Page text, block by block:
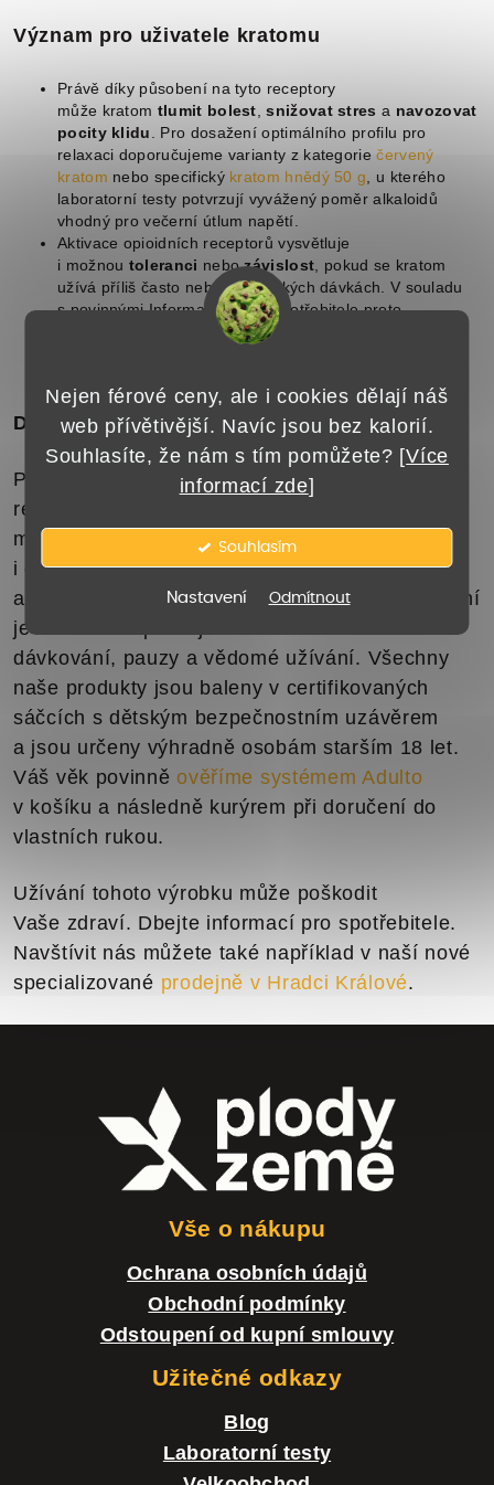
Nejen férové ceny, ale i cookies dělají náš
web přívětivější. Navíc jsou bez kalorií.
Souhlasíte, že nám s tím pomůžete? [Více
informací zde]
Souhlasím
Nastavení Odmítnout
Význam pro uživatele kratomu
Právě díky působení na tyto receptory
může kratom tlumit bolest ,snižovat stres a navozovat
pocity klidu
. Pro dosažení optimálního profilu pro
relaxaci doporučujeme varianty z kategoriečervený
kratom nebo specifický kratom hnědý 50 g , u kterého
laboratorní testy potvrzují vyvážený poměr alkaloidů
vhodný pro večerní útlum napětí.
Aktivace opioidních receptorů vysvětluje
i možnou toleranci nebozávislost , pokud se kratom
užívá příliš často nebo ve vysokých dávkách. V souladu
s povinnými Informacemi pro spotřebitele proto
zdůrazňujeme, že mezi jednotlivými užitími by měla být
Důležité upozornění
Přestože kratom působí na opioidní
receptory,
mechanismus účinku je složitější a zahrnuje
i další receptory (dopaminové, serotoninové,
adrenergní). Nicméně respekt k tomuto působení
je na místě – proto je důležité dbát na
dávkování, pauzy a vědomé užívání. Všechny
naše produkty jsou baleny v certifikovaných
sáčcích s dětským bezpečnostním uzávěrem
a jsou určeny výhradně osobám starším 18 let.
Váš věk povinněověříme systémem Adulto
v košíku a následně kurýrem při doručení do
vlastních rukou.
Užívání tohoto výrobku může poškodit
Vaše zdraví. Dbejte informací pro spotřebitele.
Navštívit nás můžete také například v naší nové
specializované prodejně v Hradci Králové.
Vše o nákupu
Ochrana osobních údajů
Obchodní podmínky
Odstoupení od kupní smlouvy
Užitečné odkazy
Blog
Laboratorní testy